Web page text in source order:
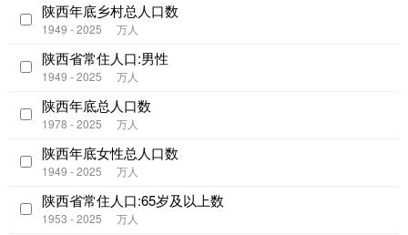
陕西年底乡村总人口数
1949 - 2025 万人
陕西省常住人口:男性
1949 - 2025 万人
陕西年底总人口数
1978 - 2025 万人
陕西年底女性总人口数
1949 - 2025 万人
陕西省常住人口:65岁及以上数
1953 - 2025 万人